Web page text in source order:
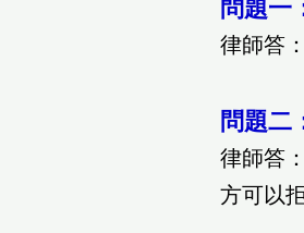
問題二
律師答：
方可以
問題一
律師答